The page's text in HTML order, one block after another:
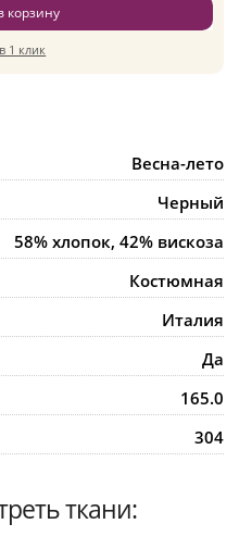
корзину
1 клик
Весна-лето
Черный
58% хлопок, 42% вискоза
Костюмная
Италия
Да
165.0
304
ткани: